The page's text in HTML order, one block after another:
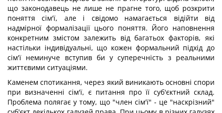
що законодавець не лише не прагне того, щоб розкрити
поняття сім'ї, але і свідомо намагається відійти від
надмірної формалізації цього поняття. Його наповнення
конкретним змістом залежить від багатьох факторів, які
настільки індивідуальні, що кожен формальний підхід до
сім'ї неминуче вступив би у суперечність з реальними
життєвими ситуаціями.
Каменем спотикання, через який виникають основні спори
при визначенні сім'ї, є питання про її суб'єктний склад.
Проблема полягає у тому, що "член сім'ї" - це "наскрізний"